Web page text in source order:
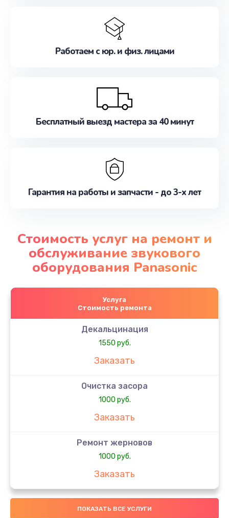
Работаем с юр. и физ. лицами
Бесплатный выезд мастера за 40 минут
Гарантия на работы и запчасти - до 3-х лет
Стоимость услуг на ремонт и
обслуживание звукового
оборудования Panasonic
Услуга
Стоимость ремонта
Декальцинация
1550 руб.
Заказать
Очистка засора
1000 руб.
Заказать
Ремонт жерновов
1000 руб.
Заказать
Замена колец
1250 руб.
ПОКАЗАТЬ ВСЕ УСЛУГИ